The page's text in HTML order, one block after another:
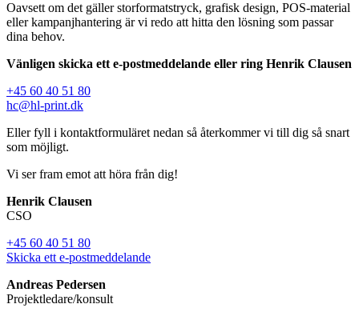
Oavsett om det gäller storformatstryck, grafisk design, POS-material
eller kampanjhantering är vi redo att hitta den lösning som passar
dina behov.
Vänligen skicka ett e-postmeddelande eller ring Henrik Clausen
+45 60 40 51 80
hc@hl-print.dk
Eller fyll i kontaktformuläret nedan så återkommer vi till dig så snart
som möjligt.
Vi ser fram emot att höra från dig!
Henrik Clausen
CSO
+45 60 40 51 80
Skicka ett e-postmeddelande
Andreas Pedersen
Projektledare/konsult